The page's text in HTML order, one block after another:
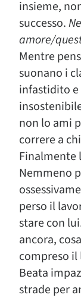
insieme,
successo.
amore/
Mentre
suonano i
infastidito e
non lo ami
correre a
Finalmente
Nemmeno
perso il
stare con
ancora,
compreso il
Beata
strade per